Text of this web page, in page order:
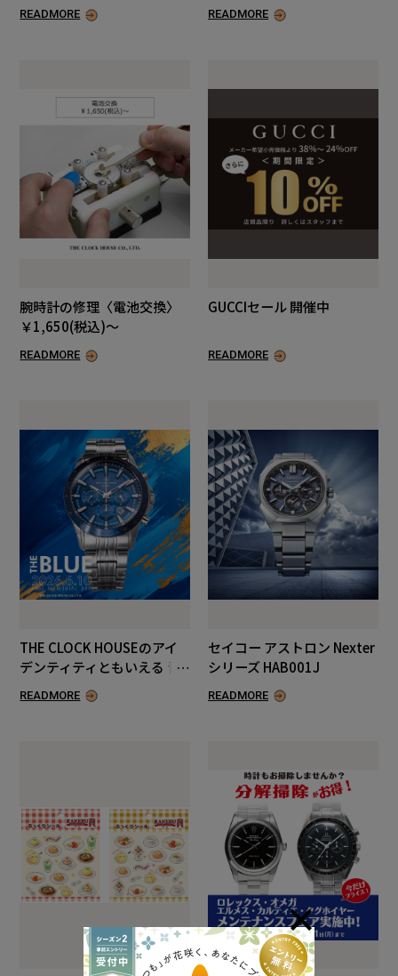
READMORE READMORE
腕時計の修理〈電池交換〉
￥1,650(税込)～
READMORE
GUCCIセール 開催中
READMORE
THE CLOCK HOUSEのアイ
デンティティともいえる 青
色を纏った『THE BLUE』
READMORE
セイコー アストロン Nexter
シリーズ HAB001J
READMORE